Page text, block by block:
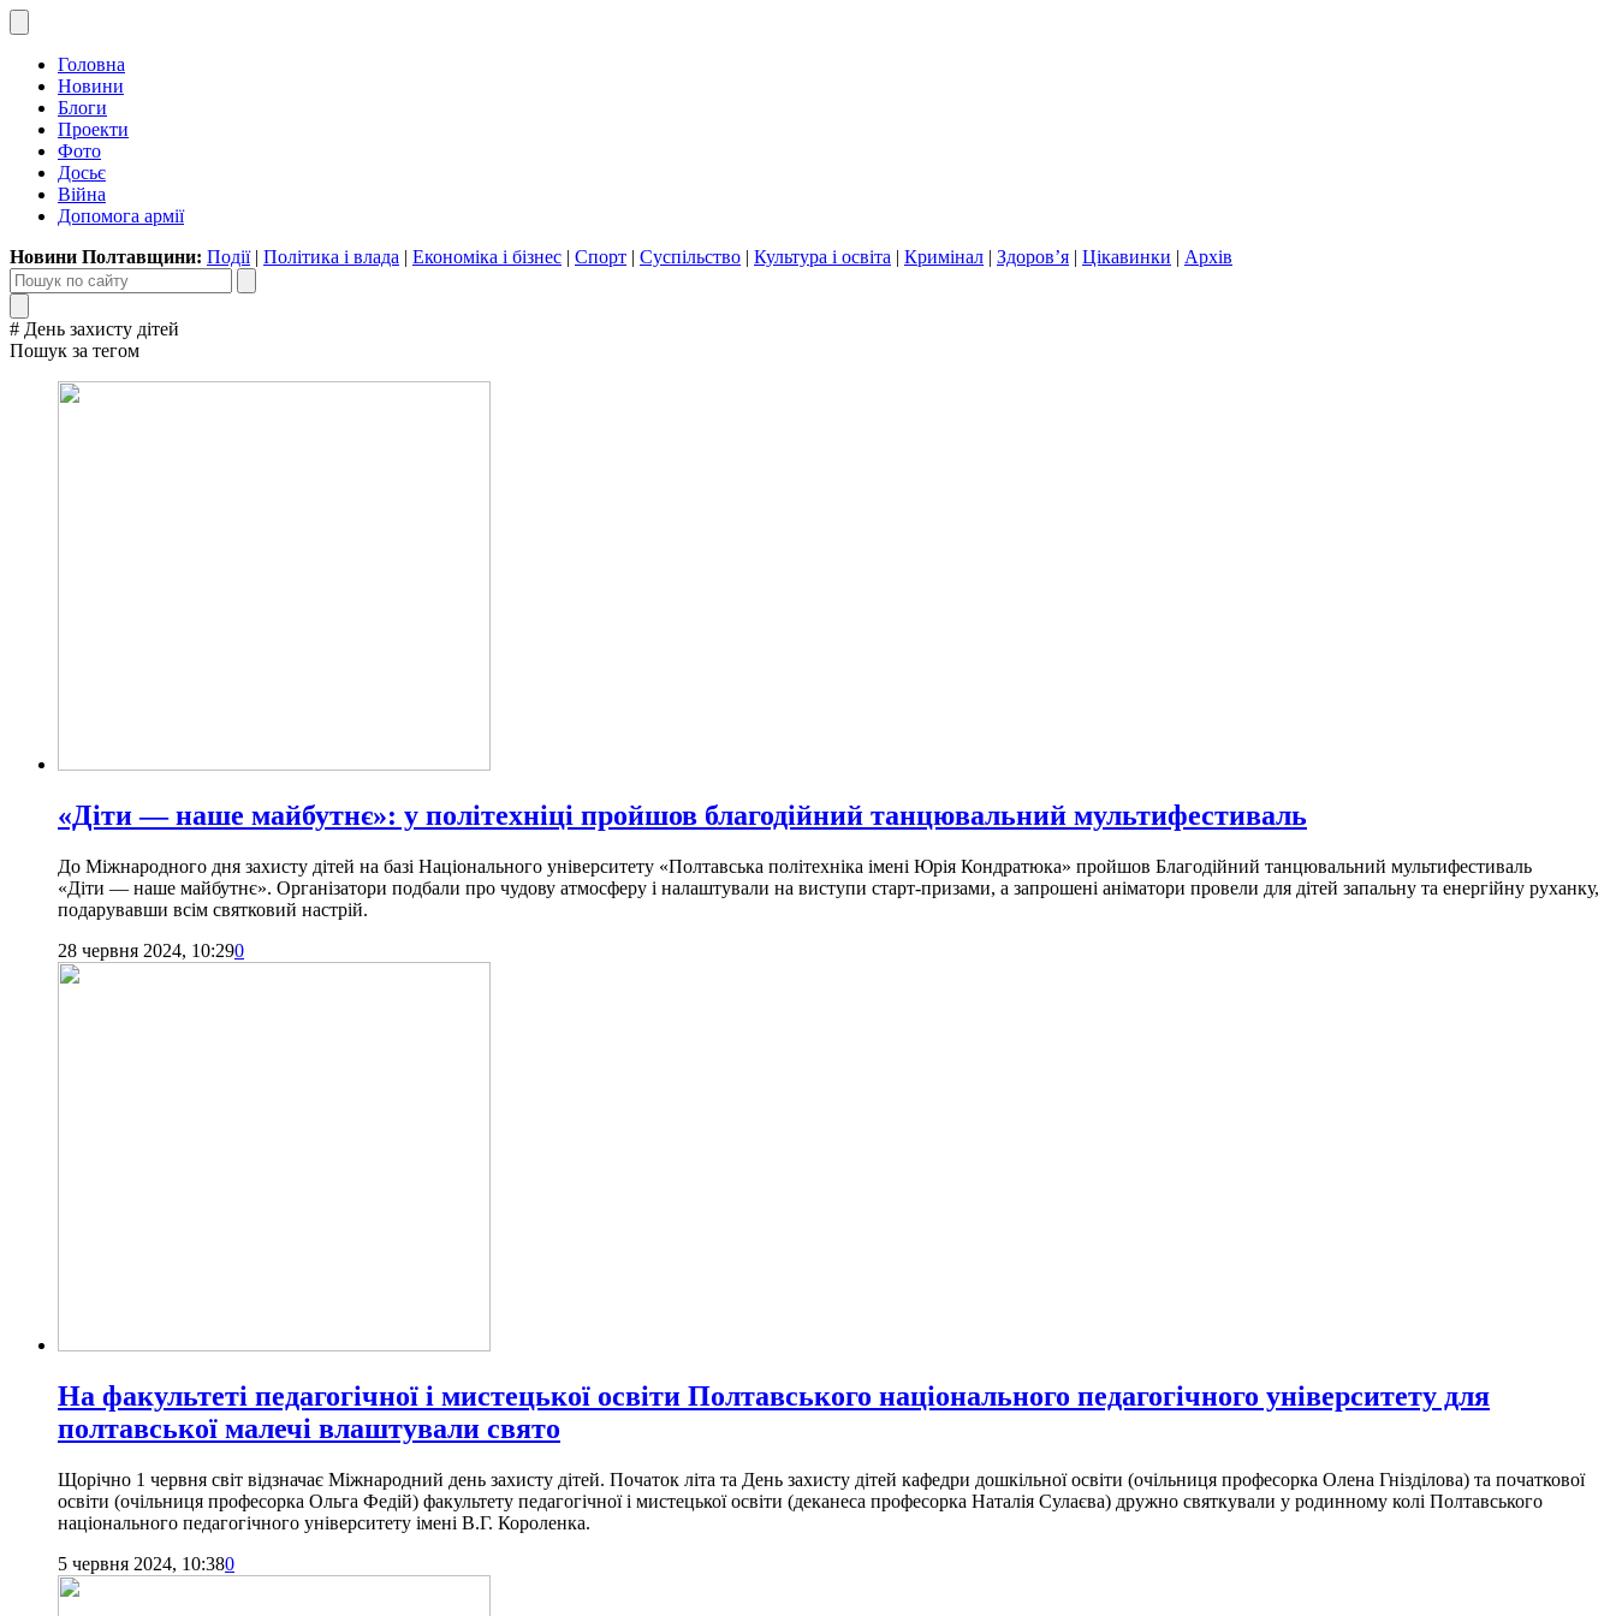
Головна
Новини
Блоги
Проекти
Фото
Досьє
Війна
Допомога армії
Новини Полтавщини: Події| Політика і влада | Економіка і бізнес | Спорт | Суспільство | Культура і освіта | Кримінал | Здоров’я | Цікавинки | Архів
# День захисту дітей
Пошук за тегом
«Діти — наше майбутнє»: у політехніці пройшов благодійний танцювальний мультифестиваль
До Міжнародного дня захисту дітей на базі Національного університету «Полтавська політехніка імені Юрія Кондратюка» пройшов Благодійний танцювальний мультифестиваль
«Діти — наше майбутнє». Організатори подбали про чудову атмосферу і налаштували на виступи старт-призами, а запрошені аніматори провели для дітей запальну та енергійну руханку,
подарувавши всім святковий настрій.
28 червня 2024, 10:290
На факультеті педагогічної і мистецької освіти Полтавського національного педагогічного університету для
полтавської малечі влаштували свято
Щорічно 1 червня світ відзначає Міжнародний день захисту дітей. Початок літа та День захисту дітей кафедри дошкільної освіти (очільниця професорка Олена Гнізділова) та початкової
освіти (очільниця професорка Ольга Федій) факультету педагогічної і мистецької освіти (деканеса професорка Наталія Сулаєва) дружно святкували у родинному колі Полтавського
національного педагогічного університету імені В.Г. Короленка.
5 червня 2024, 10:380